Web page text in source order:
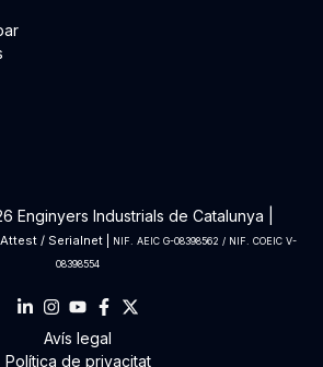
Enginyers Industrials de Catalunya |
/ Serialnet|
NIF. AEIC G-08398562 / NIF. COEIC V-
08398554
Avís legal
Política de privacitat